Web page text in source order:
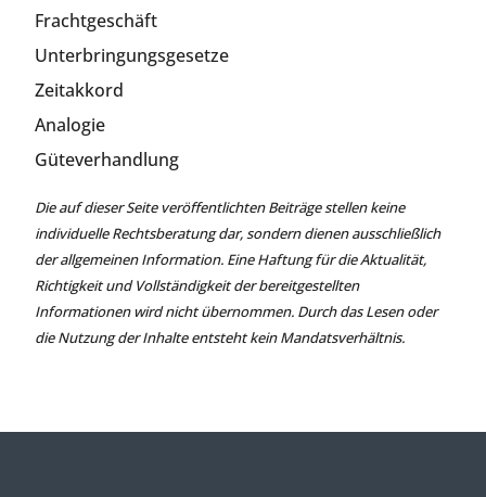
Frachtgeschäft
Unterbringungsgesetze
Zeitakkord
Analogie
Güteverhandlung
Die auf dieser Seite veröffentlichten Beiträge stellen keine
individuelle Rechtsberatung dar, sondern dienen ausschließlich
der allgemeinen Information. Eine Haftung für die Aktualität,
Richtigkeit und Vollständigkeit der bereitgestellten
Informationen wird nicht übernommen. Durch das Lesen oder
die Nutzung der Inhalte entsteht kein Mandatsverhältnis.